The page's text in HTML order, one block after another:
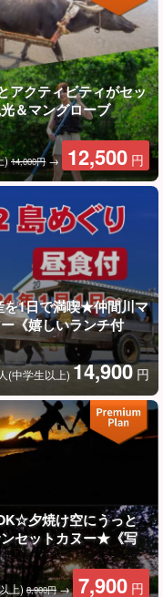
アクティビティがセッ
＆マングローブ
)14,000円 → 12,500 円
を1日で満喫★仲間川マ
《嬉しいランチ付
(中学生以上) 14,900 円
夕焼け空にうっと
セットカヌー★《写
上) 8,900円→ 7,900 円